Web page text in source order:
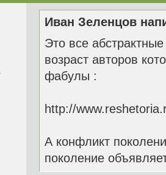
Иван Зеленцов
Это все
возраст авторов
фабулы :
http://
А конфликт
поколение